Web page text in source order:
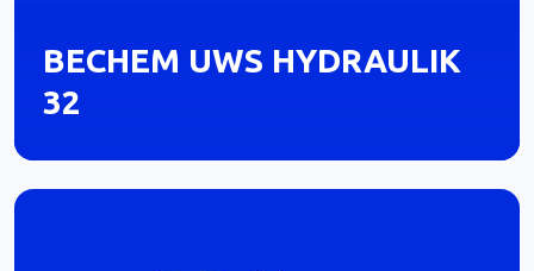
BECHEM UWS HYDRAULIK
32